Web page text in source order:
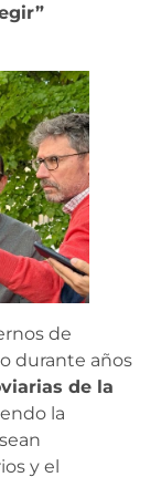
de
durante años
de la
la
y el